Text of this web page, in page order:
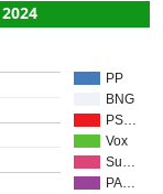
PP
BNG
PS…
Vox
Su…
PA…